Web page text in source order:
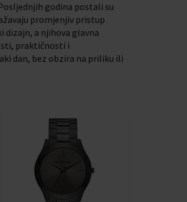
godina postali su
promjenjiv pristup
dizajn, a njihova glavna
praktičnosti i
dan, bez obzira na priliku ili